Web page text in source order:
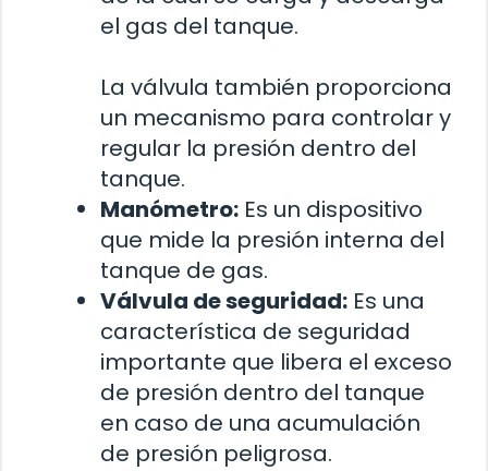
el gas del tanque.
La válvula también proporciona
un mecanismo para controlar y
regular la presión dentro del
tanque.
Manómetro: Es un dispositivo
que mide la presión interna del
tanque de gas.
Válvula de seguridad: Es una
característica de seguridad
importante que libera el exceso
de presión dentro del tanque
en caso de una acumulación
de presión peligrosa.